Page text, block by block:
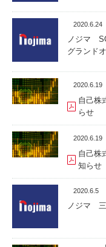
2020.6.24
ノジマ
グランド
2020.6.19
自己株
らせ
2020.6.19
自己株
知らせ
2020.6.5
ノジマ 三